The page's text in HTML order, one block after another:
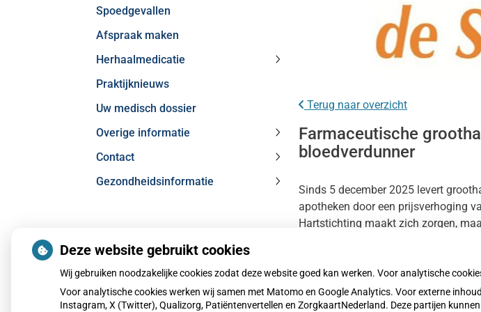
Spoedgevallen
Afspraak maken
Herhaalmedicatie
Praktijknieuws
Uw medisch dossier
Overige informatie
Overige
informatie
Contact
submenu
Gezondheidsinformatie
Gezondheidsinformatie
submenu
Terug naar overzicht
Farmaceutische
bloedverdunner
Sinds 5 december 2025 levert
apotheken door een prijsverhoging
Hartstichting maakt zich zorgen,
Lees het hele artikel op:
Publicatiedatum: 09-12-2025
Deze website gebruikt cookies
Wij gebruiken noodzakelijke cookies zodat deze website goed kan werken. Voor analytische
Voor analytische cookies werken wij samen met Matomo en Google Analytics. Voor externe
Instagram, X (Twitter), Qualizorg, Patiëntenvertellen en ZorgkaartNederland. Deze partijen